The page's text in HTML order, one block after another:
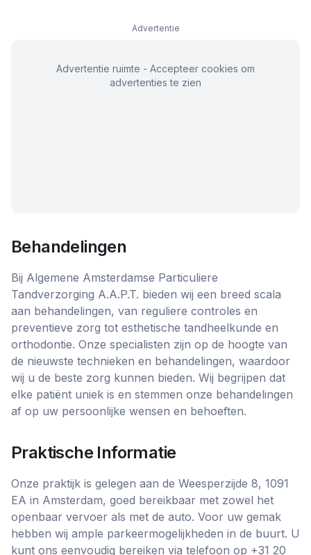
Advertentie
Advertentie ruimte - Accepteer cookies om
advertenties te zien
Behandelingen
Bij Algemene Amsterdamse Particuliere
Tandverzorging A.A.P.T. bieden wij een breed scala
aan behandelingen, van reguliere controles en
preventieve zorg tot esthetische tandheelkunde en
orthodontie. Onze specialisten zijn op de hoogte van
de nieuwste technieken en behandelingen, waardoor
wij u de beste zorg kunnen bieden. Wij begrijpen dat
elke patiënt uniek is en stemmen onze behandelingen
af op uw persoonlijke wensen en behoeften.
Praktische Informatie
Onze praktijk is gelegen aan de Weesperzijde 8, 1091
EA in Amsterdam, goed bereikbaar met zowel het
openbaar vervoer als met de auto. Voor uw gemak
hebben wij ample parkeermogelijkheden in de buurt. U
kunt ons eenvoudig bereiken via telefoon op +31 20